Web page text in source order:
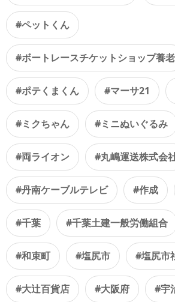
#ペットくん
#ボートレースチケットショップ養老
#ポテくまくん #マーサ21
#ミクちゃん #ミニぬいぐるみ
#両ライオン #丸嶋運送株式会
#丹南ケーブルテレビ #作成
#千葉 #千葉土建一般労働組合
#和束町 #塩尻市 #塩尻市
#大辻百貨店 #大阪府 #宇